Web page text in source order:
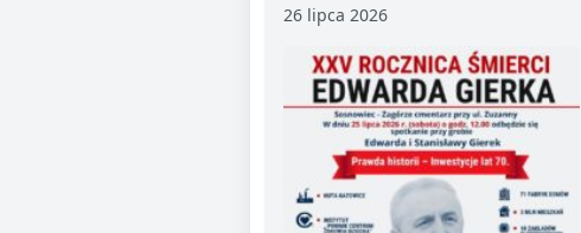
26 lipca 2026